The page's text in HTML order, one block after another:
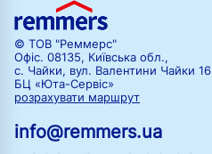
© ТОВ "Реммерс"
Офіс. 08135, Київська обл.,
с. Чайки, вул. Валентини Чайки 16
БЦ «Юта-Сервіс»
розрахувати маршрут
info@remmers.ua